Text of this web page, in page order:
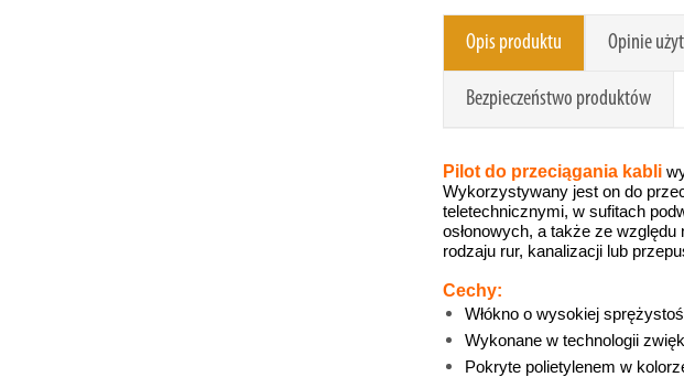
Opis produktu Opinie
Bezpieczeństwo produktów
Pilot do przeciągania kabli
Wykorzystywany jest on do
teletechnicznymi, w sufitach
osłonowych, a także ze
rodzaju rur, kanalizacji lub
Cechy:
Włókno o wysokiej
Wykonane w technologii
Pokryte polietylenem w